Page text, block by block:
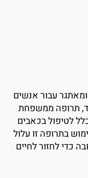
עבור אנשים
ממשפחת
בכאבים
זו עלול
לחזור לחיים